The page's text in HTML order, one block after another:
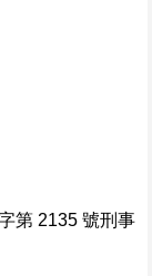
第 2135 號刑事